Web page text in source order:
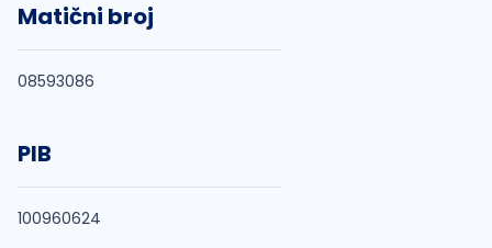
Matični broj
08593086
PIB
100960624